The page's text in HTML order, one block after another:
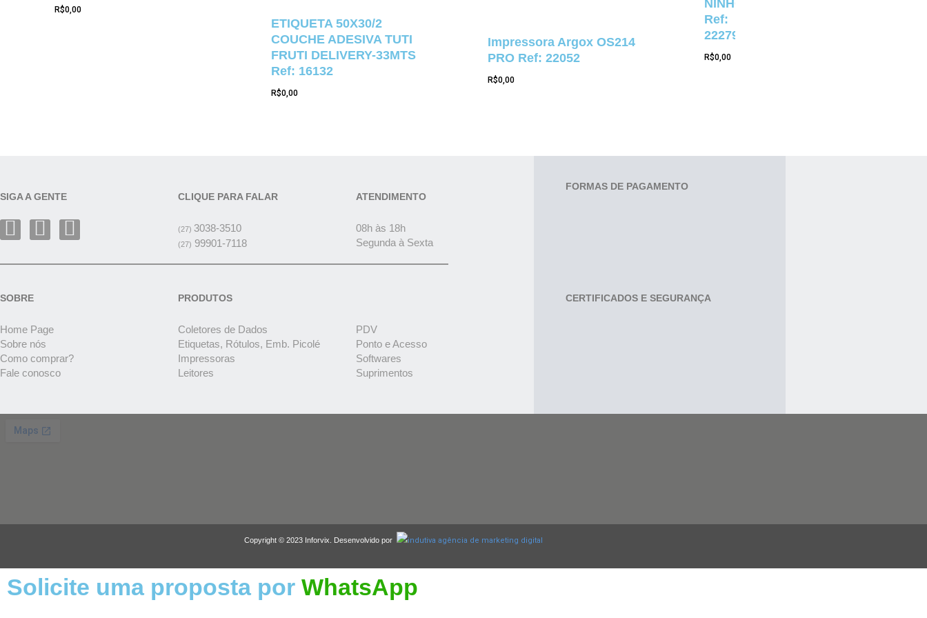
R$0,00
ETIQUETA 50X30/2
COUCHE ADESIVA TUTI
FRUTI DELIVERY-33MTS
Ref: 16132
R$0,00
Impressora Argox OS214
PRO Ref: 22052
R$0,00
NINHO
Ref:
22279
R$0,00
SIGA A GENTE CLIQUE PARA FALAR
(27) 3038-3510
(27) 99901-7118
ATENDIMENTO
08h às 18h
Segunda à Sexta
SOBRE
Home Page
Sobre nós
Como comprar?
Fale conosco
PRODUTOS
Coletores de Dados
Etiquetas, Rótulos, Emb. Picolé
Impressoras
Leitores
PDV
Ponto e Acesso
Softwares
Suprimentos
FORMAS DE PAGAMENTO
CERTIFICADOS E SEGURANÇA
Copyright © 2023 Inforvix. Desenvolvido por
Solicite uma proposta por WhatsApp